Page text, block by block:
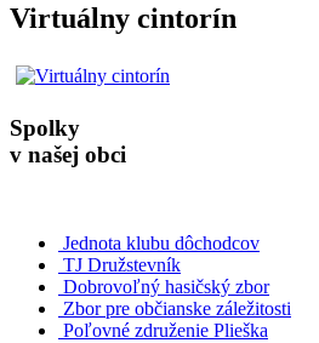
Virtuálny cintorín
Spolky
v našej obci
Jednota klubu dôchodcov
TJ Družstevník
Dobrovoľný hasičský zbor
Zbor pre občianske záležitosti
Poľovné združenie Plieška